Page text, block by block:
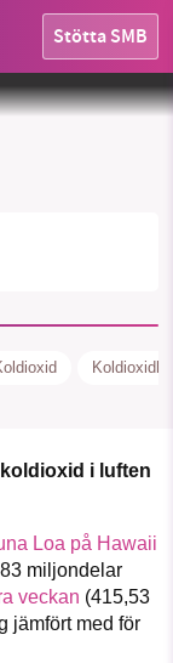
Stötta SMB
BlueSky
LinkedIn
Institution of Oceanography
i luften
Loa på Hawaii
miljondelar
veckan (415,53
jämfört med för
drivit
en slant till